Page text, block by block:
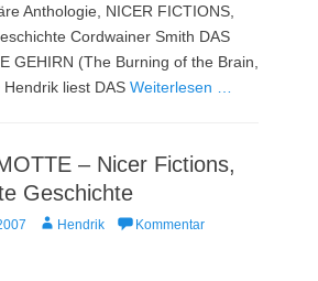
Anthologie, NICER FICTIONS,
Cordwainer Smith DAS
GEHIRN (The Burning of the Brain,
liest DAS Weiterlesen …
– Nicer Fictions,
Geschichte
AutorHendrik
Kommentar